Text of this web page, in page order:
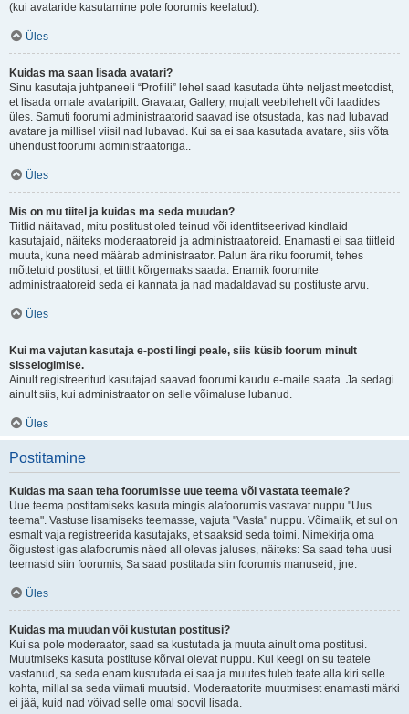
(kui avataride kasutamine pole foorumis keelatud).
Üles
Kuidas ma saan lisada avatari?
Sinu kasutaja juhtpaneeli “Profiili” lehel saad kasutada ühte neljast meetodist,
et lisada omale avataripilt: Gravatar, Gallery, mujalt veebilehelt või laadides
üles. Samuti foorumi administraatorid saavad ise otsustada, kas nad lubavad
avatare ja millisel viisil nad lubavad. Kui sa ei saa kasutada avatare, siis võta
ühendust foorumi administraatoriga..
Üles
Mis on mu tiitel ja kuidas ma seda muudan?
Tiitlid näitavad, mitu postitust oled teinud või identfitseerivad kindlaid
kasutajaid, näiteks moderaatoreid ja administraatoreid. Enamasti ei saa tiitleid
muuta, kuna need määrab administraator. Palun ära riku foorumit, tehes
mõttetuid postitusi, et tiitlit kõrgemaks saada. Enamik foorumite
administraatoreid seda ei kannata ja nad madaldavad su postituste arvu.
Üles
Kui ma vajutan kasutaja e-posti lingi peale, siis küsib foorum minult
sisselogimise.
Ainult registreeritud kasutajad saavad foorumi kaudu e-maile saata. Ja sedagi
ainult siis, kui administraator on selle võimaluse lubanud.
Üles
Postitamine
Kuidas ma saan teha foorumisse uue teema või vastata teemale?
Uue teema postitamiseks kasuta mingis alafoorumis vastavat nuppu "Uus
teema". Vastuse lisamiseks teemasse, vajuta "Vasta" nuppu. Võimalik, et sul on
esmalt vaja registreerida kasutajaks, et saaksid seda toimi. Nimekirja oma
õigustest igas alafoorumis näed all olevas jaluses, näiteks: Sa saad teha uusi
teemasid siin foorumis, Sa saad postitada siin foorumis manuseid, jne.
Üles
Kuidas ma muudan või kustutan postitusi?
Kui sa pole moderaator, saad sa kustutada ja muuta ainult oma postitusi.
Muutmiseks kasuta postituse kõrval olevat nuppu. Kui keegi on su teatele
vastanud, sa seda enam kustutada ei saa ja muutes tuleb teate alla kiri selle
kohta, millal sa seda viimati muutsid. Moderaatorite muutmisest enamasti märki
ei jää, kuid nad võivad selle omal soovil lisada.